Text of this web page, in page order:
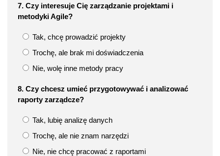
7. Czy interesuje Cię zarządzanie projektami i
metodyki Agile?
Tak, chcę prowadzić projekty
Trochę, ale brak mi doświadczenia
Nie, wolę inne metody pracy
8. Czy chcesz umieć przygotowywać i analizować
raporty zarządcze?
Tak, lubię analizę danych
Trochę, ale nie znam narzędzi
Nie, nie chcę pracować z raportami